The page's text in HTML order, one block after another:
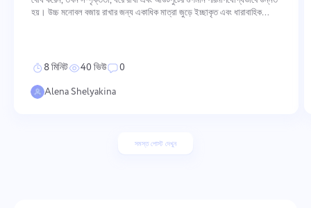
হয়। উচ্চ মনোবল বজায় রাখার জন্য একাধিক মাত্রা জুড়ে ইচ্ছাকৃত এবং ধারাবাহিক
8 মিনিট 40 ভিউ
0
Alena Shelyakina
সমস্ত পোস্ট দেখুন